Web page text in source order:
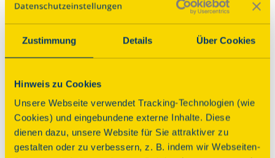
Zustimmung Details Über Cookies
Hinweis zu Cookies
Unsere Webseite verwendet Tracking-Technologien (wie
Cookies) und eingebundene externe Inhalte. Diese
dienen dazu, unsere Website für Sie attraktiver zu
gestalten oder zu verbessern, z. B. indem wir Webseiten-
Hofanlage mit zweigeschossigem Wohnhaus.
Ney, Schlacht bei Großgörschen (Bataille de
Luetzen) 2. Mai 1813. Am Wohnhaus Gedenktafel
Ausstellung in 2 historisch erhaltenen Räumen.
Programm